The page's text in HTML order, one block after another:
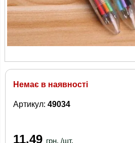
Немає в наявності
Артикул: 49034
11.49 грн. /шт.